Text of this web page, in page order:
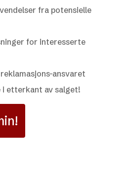
fra potensielle
for interesserte
ansvaret
i etterkant av salget!